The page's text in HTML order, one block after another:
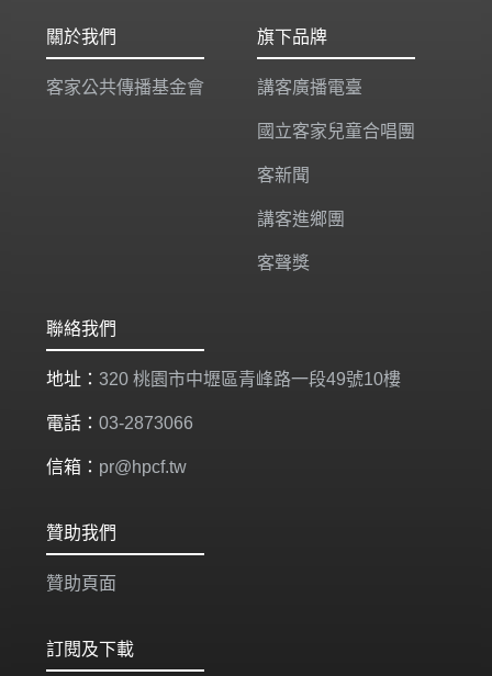
關於我們
客家公共傳播基金會
旗下品牌
講客廣播電臺
國立客家兒童合唱團
客新聞
講客進鄉團
客聲獎
聯絡我們
地址： 320 桃園市中壢區青峰路一段49號10樓
電話： 03-2873066
信箱： pr@hpcf.tw
贊助我們
贊助頁面
訂閱及下載